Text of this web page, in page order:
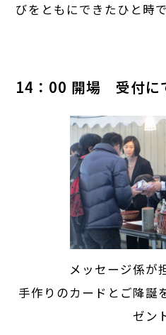
びをともにできたひと時で
14：00 開場 受付に
メッセージ係が
手作りのカードとご降誕
ゼン